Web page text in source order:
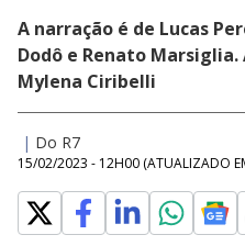
A narração é de Lucas
Dodô e Renato
Mylena Ciribelli
| Do R7
15/02/2023 - 12H00 (ATUALIZADO